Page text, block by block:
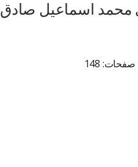
اسماعیل صادق
صفحات: 148